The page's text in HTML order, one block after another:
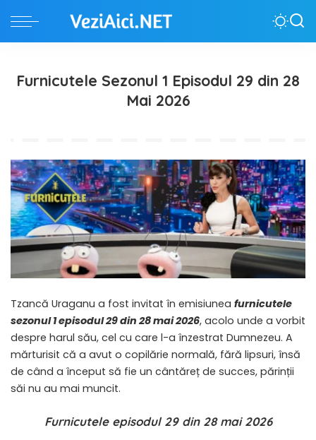
Furnicutele Sezonul 1 Episodul 29 din 28
Mai 2026
Tzancă Uraganu a fost invitat în emisiunea furnicutele
sezonul 1 episodul 29 din 28 mai 2026, acolo unde a vorbit
despre harul său, cel cu care l-a înzestrat Dumnezeu. A
mărturisit că a avut o copilărie normală, fără lipsuri, însă
de când a început să fie un cântăreț de succes, părinții
săi nu au mai muncit.
Furnicutele episodul 29 din 28 mai 2026